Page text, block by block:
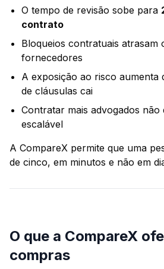
O tempo de revisão sobe para
contrato
Bloqueios contratuais atrasam
fornecedores
A exposição ao risco aumenta
de cláusulas cai
Contratar mais advogados não
escalável
A CompareX permite que uma
de cinco, em minutos e não em
O que a CompareX
compras